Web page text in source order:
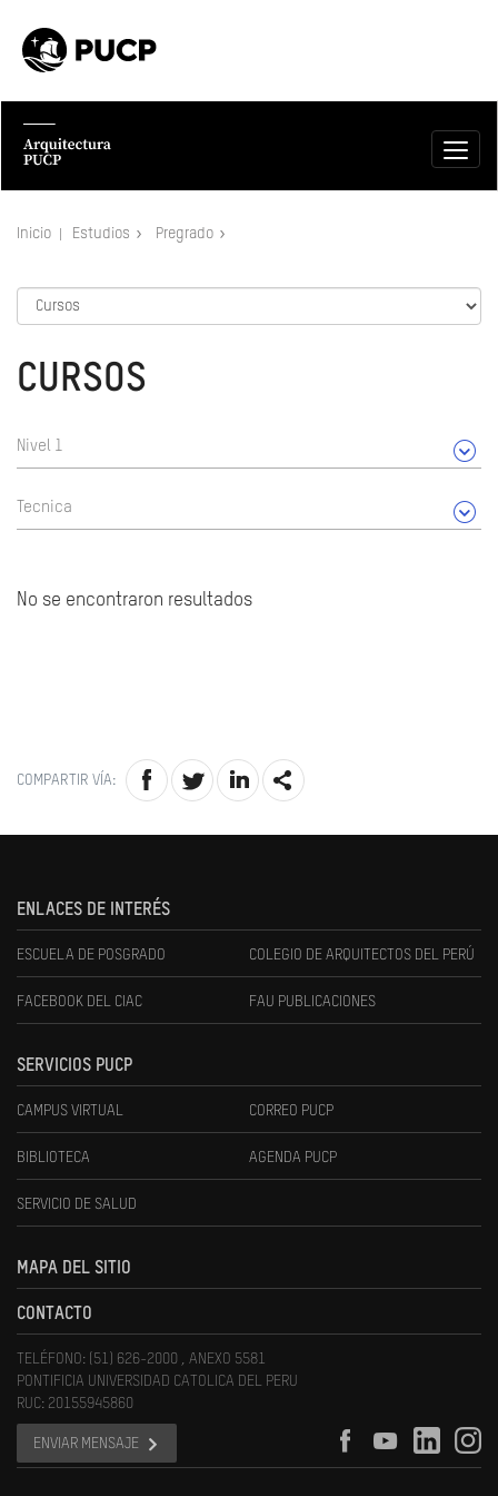
Inicio Estudios Pregrado
CURSOS
Nivel 1
Tecnica
No se encontraron resultados
COMPARTIR VÍA:
ENLACES DE INTERÉS
ESCUELA DE POSGRADO COLEGIO DE ARQUITECTOS DEL PERÚ
FACEBOOK DEL CIAC FAU PUBLICACIONES
SERVICIOS PUCP
CAMPUS VIRTUAL CORREO PUCP
BIBLIOTECA AGENDA PUCP
SERVICIO DE SALUD
MAPA DEL SITIO
CONTACTO
TELÉFONO: (51) 626-2000 , ANEXO 5581
PONTIFICIA UNIVERSIDAD CATOLICA DEL PERU
RUC: 20155945860
ENVIAR MENSAJE